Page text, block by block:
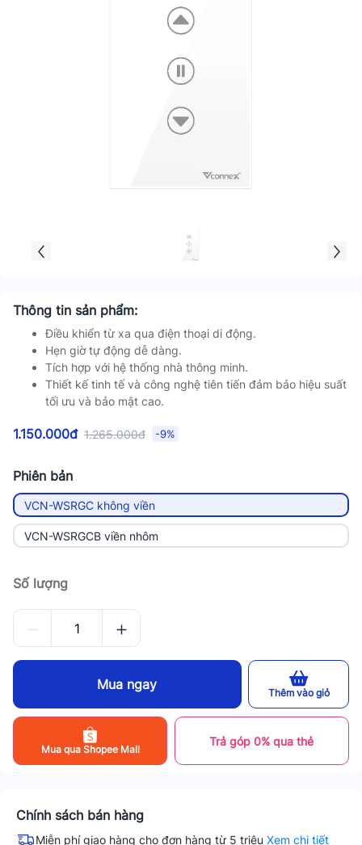
Thông tin sản phẩm:
Điều khiển từ xa qua điện thoại di động.
Hẹn giờ tự động dễ dàng.
Tích hợp với hệ thống nhà thông minh.
Thiết kế tinh tế và công nghệ tiên tiến đảm bảo hiệu suất
tối ưu và bảo mật cao.
1.150.000đ 1.265.000đ -9%
Phiên bản
VCN-WSRGC không viền
VCN-WSRGCB viền nhôm
Số lượng
Mua ngay Thêm vào giỏ
Mua qua Shopee Mall
Trả góp 0% qua thẻ
Chính sách bán hàng
Miễn phí giao hàng cho đơn hàng từ 5 triệu Xem chi tiết